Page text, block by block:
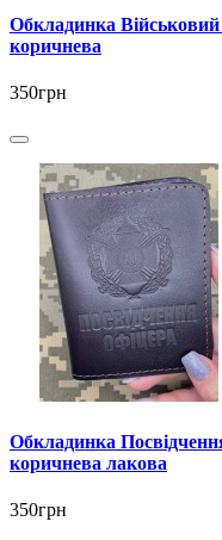
Обкладинка
коричнева
350грн
Обкладинка
коричнева лакова
350грн